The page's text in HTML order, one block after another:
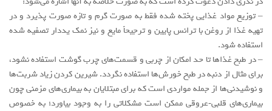
– توزیع مواد غذایی پخته شده فقط به صورت گرم و تازه صورت پذیرد و در
تهیه غذا از روغن با ترانس پایین و ترجیحاً مایع و نیز نمک یددار تصفیه شده
استفاده شود.
– در طبخ غذاها تا حد امکان از چربی و قسمت‌های چرب گوشت استفاده نشود،
برای مثال از دنبه در طبخ خورش‌ها استفاده نگردد. شیرین کردن زیاد شربت‌ها
و نوشیدنی‌ها از جمله مواردی است که برای مبتلایان به بیماری‌های مزمنی چون
بیماری‌های قلبی‑عروقی ممکن است مشکلاتی را به وجود بیاورد؛ به خصوص